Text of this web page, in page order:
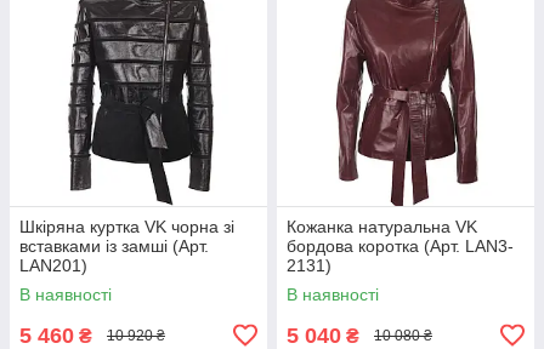
Шкіряна куртка VK чорна зі
вставками із замші (Арт.
LAN201)
В наявності
5 460 ₴ 10 920 ₴
Кожанка натуральна VK
бордова коротка (Арт. LAN3-
2131)
В наявності
5 040 ₴ 10 080 ₴